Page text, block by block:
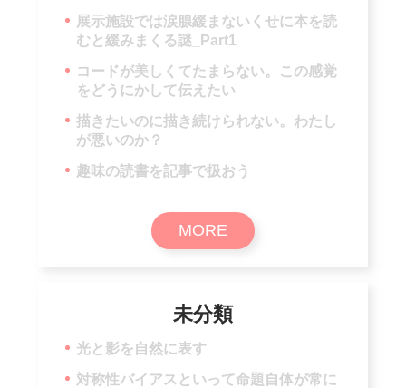
展示施設では涙腺緩まないくせに本を読
むと緩みまくる謎_Part1
コードが美しくてたまらない。この感覚
をどうにかして伝えたい
描きたいのに描き続けられない。わたし
が悪いのか？
趣味の読書を記事で扱おう
MORE
未分類
光と影を自然に表す
対称性バイアスといって命題自体が常に